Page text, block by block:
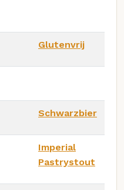
Glutenvrij
Schwarzbier
Imperial
Pastrystout